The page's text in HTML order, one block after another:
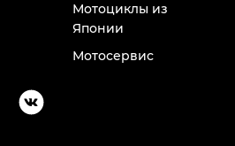
Мотоциклы из
Японии
Мотосервис